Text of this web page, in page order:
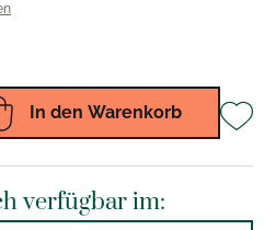
In den Warenkorb
verfügbar im: